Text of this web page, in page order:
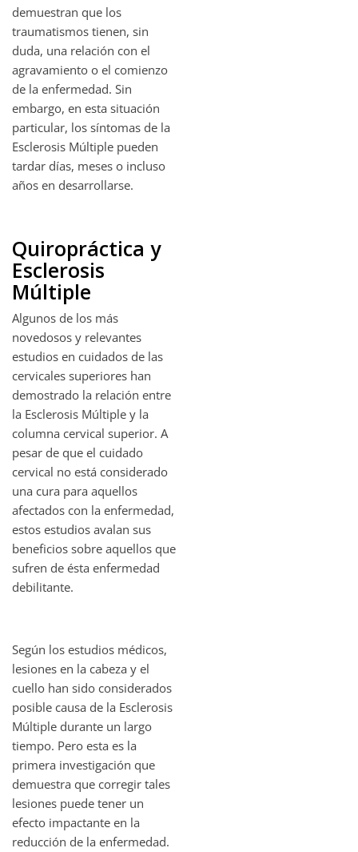
demuestran que los
traumatismos tienen, sin
duda, una relación con el
agravamiento o el comienzo
de la enfermedad. Sin
embargo, en esta situación
particular, los síntomas de la
Esclerosis Múltiple pueden
tardar días, meses o incluso
años en desarrollarse.
Quiropráctica y
Esclerosis
Múltiple
Algunos de los más
novedosos y relevantes
estudios en cuidados de las
cervicales superiores han
demostrado la relación entre
la Esclerosis Múltiple y la
columna cervical superior. A
pesar de que el cuidado
cervical no está considerado
una cura para aquellos
afectados con la enfermedad,
estos estudios avalan sus
beneficios sobre aquellos que
sufren de ésta enfermedad
debilitante.
Según los estudios médicos,
lesiones en la cabeza y el
cuello han sido considerados
posible causa de la Esclerosis
Múltiple durante un largo
tiempo. Pero esta es la
primera investigación que
demuestra que corregir tales
lesiones puede tener un
efecto impactante en la
reducción de la enfermedad.